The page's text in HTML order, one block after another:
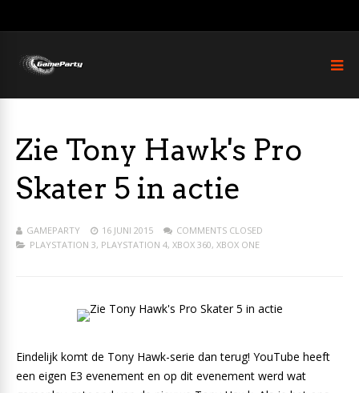
Zie Tony Hawk's Pro
Skater 5 in actie
GAMEPARTY 16 JUNI 2015
COMMENTS CLOSED
PLAYSTATION 3, PLAYSTATION 4, XBOX 360, XBOX ONE
Eindelijk komt de Tony Hawk-serie dan terug! YouTube heeft
een eigen E3 evenement en op dit evenement werd wat